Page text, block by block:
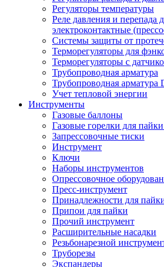
Регуляторы температуры
Реле давления и перепада
электроконтактные
Системы защиты от
Терморегуляторы для
Терморегуляторы с
Трубопроводная арматура
Трубопроводная арматура
Учет тепловой энергии
Инструменты
Газовые баллоны
Газовые горелки для
Запрессовочные тиски
Инструмент
Ключи
Наборы инструментов
Опрессовочное
Пресс-инструмент
Принадлежности для
Припои для пайки
Прочий инструмент
Расширительные насадки
Резьбонарезной
Труборезы
Экспандеры